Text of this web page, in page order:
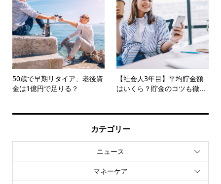
50歳で早期リタイア、老後資
金は1億円で足りる？
【社会人3年目】平均貯金額
はいくら？貯金のコツも徹...
カテゴリー
ニュース
マネーケア